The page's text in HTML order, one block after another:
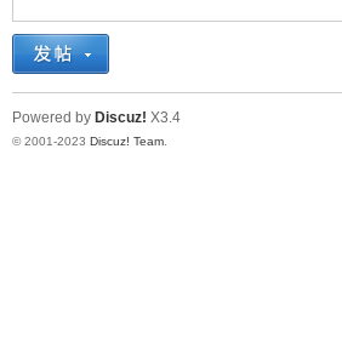
Powered by Discuz! X3.4
© 2001-2023 Discuz! Team.